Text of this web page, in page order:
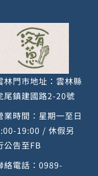
林門市地址：雲林縣
尾鎮建國路2-20號
業時間：星期一至日
19:00 / 休假另
公告至FB
絡電話：0989-